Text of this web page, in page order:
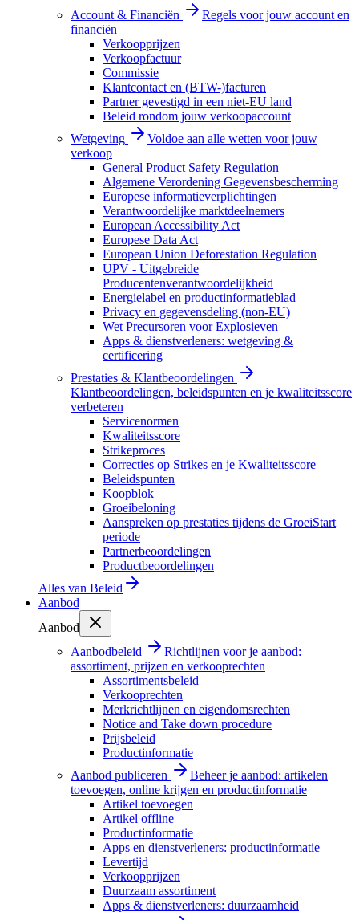
Account & Financiën
Regels voor jouw account en
financiën
Verkoopprijzen
Verkoopfactuur
Commissie
Klantcontact en (BTW-)facturen
Partner gevestigd in een niet-EU land
Beleid rondom jouw verkoopaccount
Wetgeving
Voldoe aan alle wetten voor jouw
verkoop
General Product Safety Regulation
Algemene Verordening Gegevensbescherming
Europese informatieverplichtingen
Verantwoordelijke marktdeelnemers
European Accessibility Act
Europese Data Act
European Union Deforestation Regulation
UPV - Uitgebreide
Producentenverantwoordelijkheid
Energielabel en productinformatieblad
Privacy en gegevensdeling (non-EU)
Wet Precursoren voor Explosieven
Apps & dienstverleners: wetgeving &
certificering
Prestaties & Klantbeoordelingen
Klantbeoordelingen, beleidspunten en je kwaliteitsscore
verbeteren
Servicenormen
Kwaliteitsscore
Strikeproces
Correcties op Strikes en je Kwaliteitsscore
Beleidspunten
Koopblok
Groeibeloning
Aanspreken op prestaties tijdens de GroeiStart
periode
Partnerbeoordelingen
Productbeoordelingen
Alles van Beleid
Aanbod
Aanbod
Aanbodbeleid
Richtlijnen voor je aanbod:
assortiment, prijzen en verkooprechten
Assortimentsbeleid
Verkooprechten
Merkrichtlijnen en eigendomsrechten
Notice and Take down procedure
Prijsbeleid
Productinformatie
Aanbod publiceren
Beheer je aanbod: artikelen
toevoegen, online krijgen en productinformatie
Artikel toevoegen
Artikel offline
Productinformatie
Apps en dienstverleners: productinformatie
Levertijd
Verkoopprijzen
Duurzaam assortiment
Apps & dienstverleners: duurzaamheid